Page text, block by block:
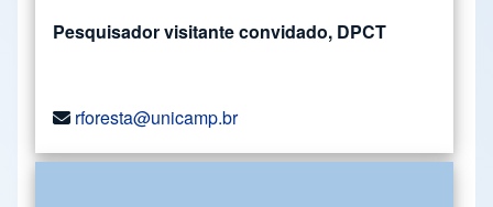
Pesquisador visitante convidado, DPCT
rforesta@unicamp.br